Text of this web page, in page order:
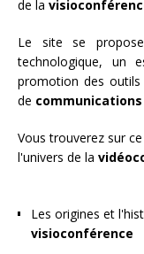
de la
Le site se
technologique, un
promotion des
de
Vous trouverez sur
l'univers de la
Les origines et
visioconférence